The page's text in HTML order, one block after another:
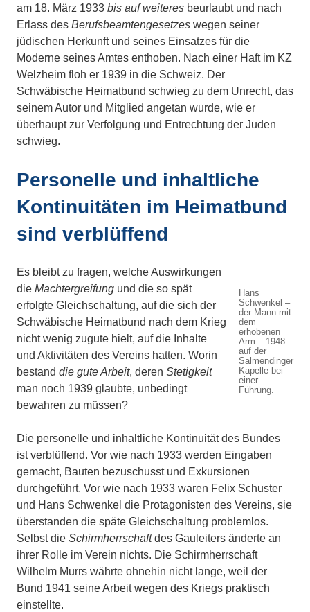
am 18. März 1933 bis auf weiteres beurlaubt und nach
Erlass des Berufsbeamtengesetzes wegen seiner
jüdischen Herkunft und seines Einsatzes für die
Moderne seines Amtes enthoben. Nach einer Haft im KZ
Welzheim floh er 1939 in die Schweiz. Der
Schwäbische Heimatbund schwieg zu dem Unrecht, das
seinem Autor und Mitglied angetan wurde, wie er
überhaupt zur Verfolgung und Entrechtung der Juden
schwieg.
Personelle und inhaltliche
Kontinuitäten im Heimatbund
sind verblüffend
Hans
Schwenkel –
der Mann mit
dem
erhobenen
Arm – 1948
auf der
Salmendinger
Kapelle bei
einer
Führung.
Es bleibt zu fragen, welche Auswirkungen
die Machtergreifung und die so spät
erfolgte Gleichschaltung, auf die sich der
Schwäbische Heimatbund nach dem Krieg
nicht wenig zugute hielt, auf die Inhalte
und Aktivitäten des Vereins hatten. Worin
bestand die gute Arbeit, deren Stetigkeit
man noch 1939 glaubte, unbedingt
bewahren zu müssen?
Die personelle und inhaltliche Kontinuität des Bundes
ist verblüffend. Vor wie nach 1933 werden Eingaben
gemacht, Bauten bezuschusst und Exkursionen
durchgeführt. Vor wie nach 1933 waren Felix Schuster
und Hans Schwenkel die Protagonisten des Vereins, sie
überstanden die späte Gleichschaltung problemlos.
Selbst die Schirmherrschaftdes Gauleiters änderte an
ihrer Rolle im Verein nichts. Die Schirmherrschaft
Wilhelm Murrs währte ohnehin nicht lange, weil der
Bund 1941 seine Arbeit wegen des Kriegs praktisch
einstellte.